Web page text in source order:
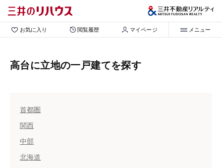
お気に入り 閲覧履歴 マイページ メニュー
高台に立地の一戸建てを探す
首都圏
関西
中部
北海道